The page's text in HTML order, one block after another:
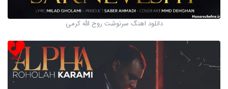
دانلود اهنگ سرنوشت روح الله کرمی